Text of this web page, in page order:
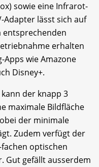
sowie eine Infrarot-
Adapter lässt sich auf
entsprechenden
erhalten
wie Amazone
Disney+.
der knapp 3
maximale Bildfläche
der minimale
Zudem verfügt der
fachen optischen
Gut gefällt ausserdem